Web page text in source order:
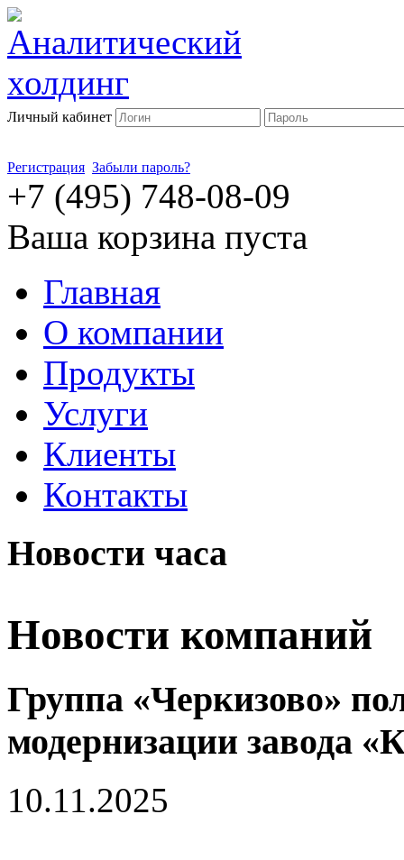
Личный кабинет
Регистрация Забыли пароль?
+7 (495) 748-08-09
Ваша корзина пуста
Главная
О компании
Продукты
Услуги
Клиенты
Контакты
Новости часа
Новости компаний
Группа «Черкизово»
модернизации завода
10.11.2025